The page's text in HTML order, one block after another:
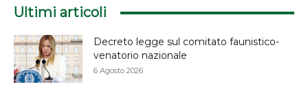
Ultimi articoli
Decreto legge sul comitato faunistico-
venatorio nazionale
6 Agosto 2026